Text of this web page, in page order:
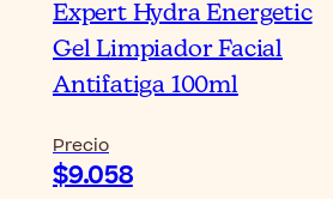
Expert Hydra Energetic
Gel Limpiador Facial
Antifatiga 100ml
Precio
$9.058